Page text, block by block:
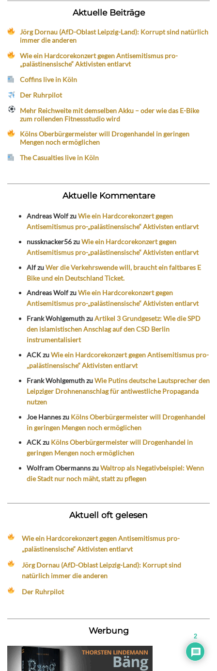
Aktuelle Beiträge
Jörg Dornau (AfD-Oblast Leipzig-Land): Korrupt sind natürlich
immer die anderen
Wie ein Hardcorekonzert gegen Antisemitismus pro-
„palästinensische“ Aktivisten entlarvt
Coffins live in Köln
Der Ruhrpilot
Mehr Reichweite mit demselben Akku – oder wie das E-Bike
zum rollenden Fitnessstudio wird
Kölns Oberbürgermeister will Drogenhandel in geringen
Mengen noch ermöglichen
The Casualties live in Köln
Aktuelle Kommentare
Andreas WolfzuWie ein Hardcorekonzert gegen
Antisemitismus pro-„palästinensische“ Aktivisten entlarvt
nussknacker56zuWie ein Hardcorekonzert gegen
Antisemitismus pro-„palästinensische“ Aktivisten entlarvt
AlfzuWer die Verkehrswende will, braucht ein faltbares E
Bike und ein Deutschland Ticket.
Andreas WolfzuWie ein Hardcorekonzert gegen
Antisemitismus pro-„palästinensische“ Aktivisten entlarvt
Frank WohlgemuthzuArtikel 3 Grundgesetz: Wie die SPD
den islamistischen Anschlag auf den CSD Berlin
instrumentalisiert
ACKzuWie ein Hardcorekonzert gegen Antisemitismus pro-
„palästinensische“ Aktivisten entlarvt
Frank WohlgemuthzuWie Putins deutsche Lautsprecher den
Leipziger Drohnenanschlag für antiwestliche Propaganda
nutzen
Joe Hanneszu Kölns Oberbürgermeister will Drogenhandel
in geringen Mengen noch ermöglichen
ACKzu Kölns Oberbürgermeister will Drogenhandel in
geringen Mengen noch ermöglichen
Wolfram ObermannszuWaltrop als Negativbeispiel: Wenn
die Stadt nur noch mäht, statt zu pflegen
Aktuell oft gelesen
Wie ein Hardcorekonzert gegen Antisemitismus pro-
„palästinensische“ Aktivisten entlarvt
Jörg Dornau (AfD-Oblast Leipzig-Land): Korrupt sind
natürlich immer die anderen
Der Ruhrpilot
Werbung
2